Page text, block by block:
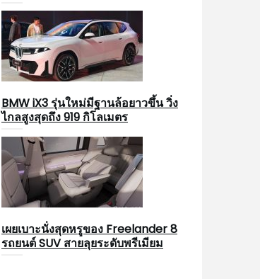
BMW iX3 รุ่นใหม่มีฐานล้อยาวขึ้น วิ่ง
ไกลสูงสุดถึง 919 กิโลเมตร
เผยเบาะนั่งสุดหรูของ Freelander 8
รถยนต์ SUV สายลุยระดับพรีเมียม